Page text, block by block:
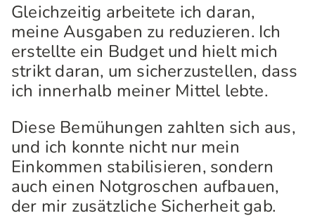
Gleichzeitig arbeitete ich daran,
meine Ausgaben zu reduzieren. Ich
erstellte ein Budget und hielt mich
strikt daran, um sicherzustellen, dass
ich innerhalb meiner Mittel lebte.
Diese Bemühungen zahlten sich aus,
und ich konnte nicht nur mein
Einkommen stabilisieren, sondern
auch einen Notgroschen aufbauen,
der mir zusätzliche Sicherheit gab.